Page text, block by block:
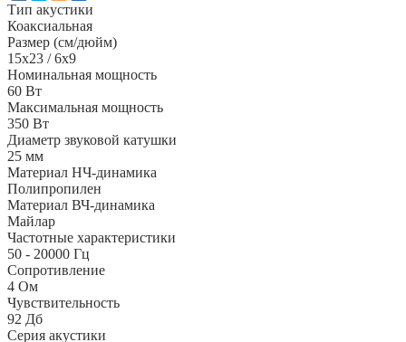
Тип акустики
Коаксиальная
Размер (см/дюйм)
15x23 / 6x9
Номинальная мощность
60 Вт
Максимальная мощность
350 Вт
Диаметр звуковой катушки
25 мм
Материал НЧ-динамика
Полипропилен
Материал ВЧ-динамика
Майлар
Частотные характеристики
50 - 20000 Гц
Сопротивление
4 Ом
Чувствительность
92 Дб
Серия акустики